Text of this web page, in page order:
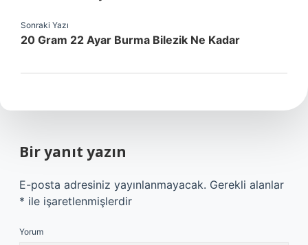
Sonraki Yazı
20 Gram 22 Ayar Burma Bilezik Ne Kadar
Bir yanıt yazın
E-posta adresiniz yayınlanmayacak. Gerekli alanlar
* ile işaretlenmişlerdir
Yorum